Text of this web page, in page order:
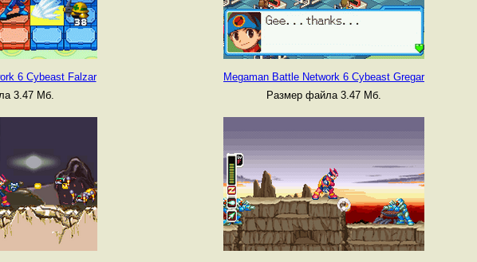
6 Cybeast Falzar
3.47 Мб.
Megaman Battle Network 6 Cybeast Gregar
Размер файла 3.47 Мб.